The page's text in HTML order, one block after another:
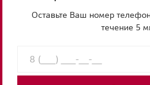
Оставьте Ваш номер
течение 5